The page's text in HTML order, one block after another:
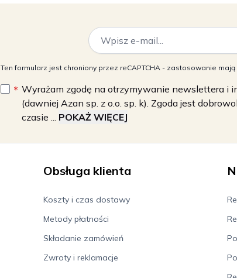
Adres e-mail
Ten formularz jest chroniony przez reCAPTCHA - zastosowanie mają
Wyrażam zgodę na otrzymywanie newslettera i
(dawniej Azan sp. z o.o. sp. k). Zgoda jest
czasie ...
POKAŻ WIĘCEJ
Obsługa klienta
Koszty i czas dostawy
Metody płatności
Składanie zamówień
Zwroty i reklamacje